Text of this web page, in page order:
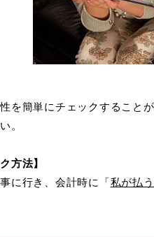
を簡単にチェックすること
。
方法】
に行き、会計時に「私が払う